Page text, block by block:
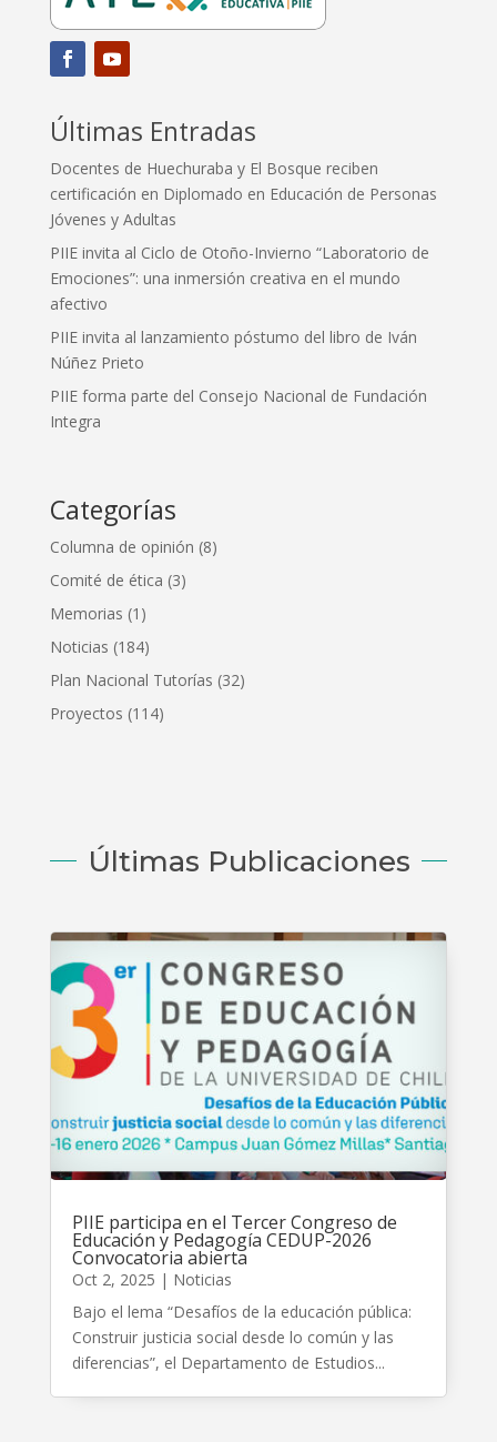
Últimas Entradas
Docentes de Huechuraba y El Bosque reciben
certificación en Diplomado en Educación de Personas
Jóvenes y Adultas
PIIE invita al Ciclo de Otoño-Invierno “Laboratorio de
Emociones”: una inmersión creativa en el mundo
afectivo
PIIE invita al lanzamiento póstumo del libro de Iván
Núñez Prieto
PIIE forma parte del Consejo Nacional de Fundación
Integra
Categorías
Columna de opinión (8)
Comité de ética (3)
Memorias (1)
Noticias (184)
Plan Nacional Tutorías (32)
Proyectos (114)
Últimas Publicaciones
PIIE participa en el Tercer Congreso de
Educación y Pedagogía CEDUP-2026
Convocatoria abierta
Oct 2, 2025 | Noticias
Bajo el lema “Desafíos de la educación pública:
Construir justicia social desde lo común y las
diferencias”, el Departamento de Estudios...